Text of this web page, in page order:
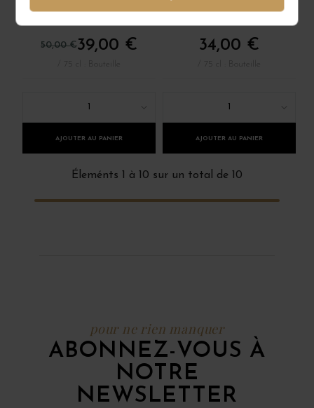
GERMAIN
50,00 €39,00 €
AJOUTER AU PANIER
CHÂTEAU YVONNE
34,00 €
AJOUTER AU PANIER
Éleménts 1 à 10 sur un total de 10
pour ne rien manquer
ABONNEZ-VOUS À
NOTRE
NEWSLETTER